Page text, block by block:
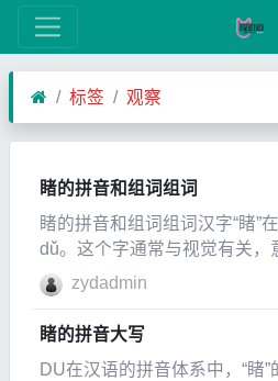
标签 观察
睹的拼音和组词组词
睹的拼音和组词组词汉字“睹”
dǔ。这个字通常与视觉有关，
物。它不仅出现在古籍经典之
语表达，是中华文化中不可或
“睹”的拼音及其与其他汉字组
zydadmin
睹的拼音大写
DU在汉语的拼音体系中，“睹”